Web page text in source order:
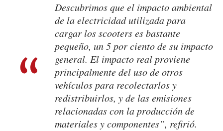
Descubrimos que el impacto ambiental
de la electricidad utilizada para
cargar los scooters es bastante
pequeño, un 5 por ciento de su impacto
general. El impacto real proviene
principalmente del uso de otros
vehículos para recolectarlos y
redistribuirlos, y de las emisiones
relacionadas con la producción de
materiales y componentes”, refirió.